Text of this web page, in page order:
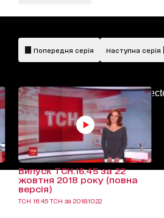
Попередня серія Наступна серія
Випуск ТСН.16:45 за 22
жовтня 2018 року (повна
версія)
ТСН 16:45 ТСН за 2018.10.22